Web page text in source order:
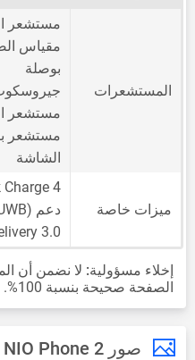
المستشعرات
مستشعر
مقياس
بوصلة
مستشعر
مستشعر
الشاشة
ميزات خاصة
Charge 4
دعم Ultra Wideband (UWB)
3.0
إخلاء مسؤولية: لا نضمن أن
الصفحة صحيحة بنسبة 100%.
صور NIO Phone 2